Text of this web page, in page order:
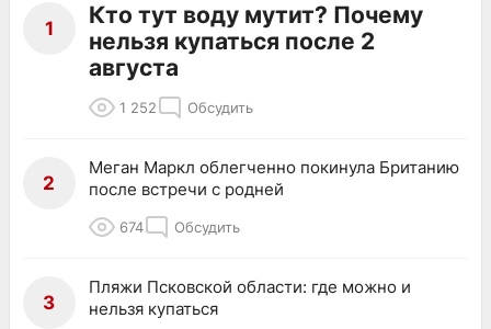
1
Кто тут воду мутит? Почему
нельзя купаться после 2
августа
1 252 Обсудить
2
Меган Маркл облегченно покинула Британию
после встречи с родней
674 Обсудить
3
Пляжи Псковской области: где можно и
нельзя купаться